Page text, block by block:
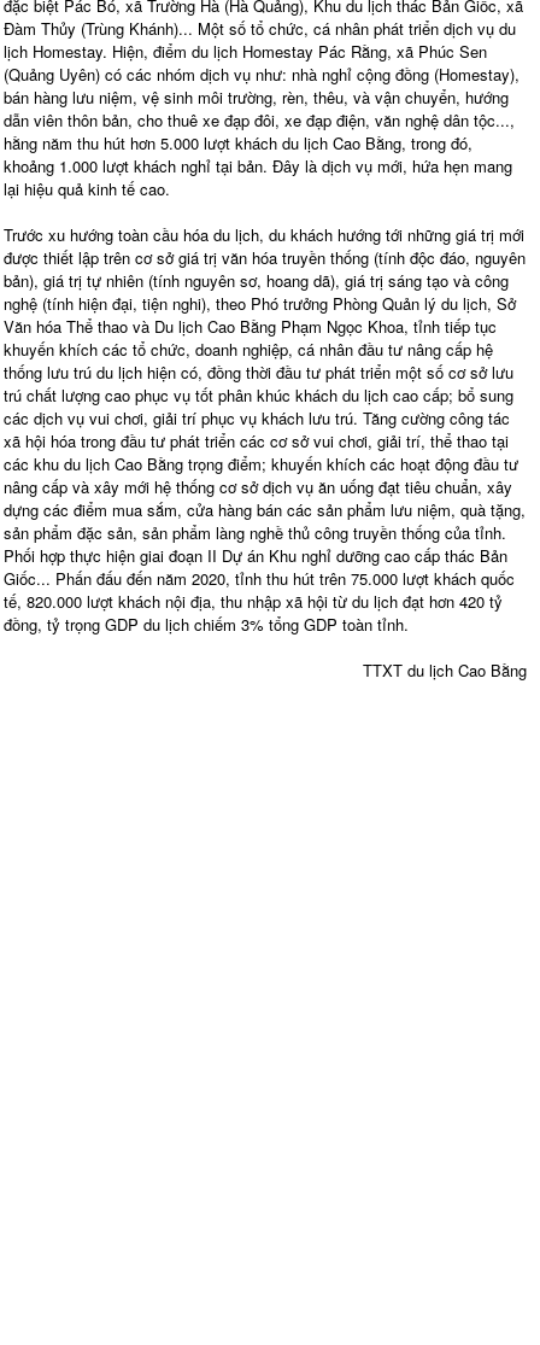
đặc biệt Pác Bó, xã Trường Hà (Hà Quảng), Khu du lịch thác Bản Giốc, xã
Đàm Thủy (Trùng Khánh)... Một số tổ chức, cá nhân phát triển dịch vụ du
lịch Homestay. Hiện, điểm du lịch Homestay Pác Rằng, xã Phúc Sen
(Quảng Uyên) có các nhóm dịch vụ như: nhà nghỉ cộng đồng (Homestay),
bán hàng lưu niệm, vệ sinh môi trường, rèn, thêu, và vận chuyển, hướng
dẫn viên thôn bản, cho thuê xe đạp đôi, xe đạp điện, văn nghệ dân tộc...,
hằng năm thu hút hơn 5.000 lượt khách du lịch Cao Bằng, trong đó,
khoảng 1.000 lượt khách nghỉ tại bản. Đây là dịch vụ mới, hứa hẹn mang
lại hiệu quả kinh tế cao.
Trước xu hướng toàn cầu hóa du lịch, du khách hướng tới những giá trị mới
được thiết lập trên cơ sở giá trị văn hóa truyền thống (tính độc đáo, nguyên
bản), giá trị tự nhiên (tính nguyên sơ, hoang dã), giá trị sáng tạo và công
nghệ (tính hiện đại, tiện nghi), theo Phó trưởng Phòng Quản lý du lịch, Sở
Văn hóa Thể thao và Du lịch Cao Bằng Phạm Ngọc Khoa, tỉnh tiếp tục
khuyến khích các tổ chức, doanh nghiệp, cá nhân đầu tư nâng cấp hệ
thống lưu trú du lịch hiện có, đồng thời đầu tư phát triển một số cơ sở lưu
trú chất lượng cao phục vụ tốt phân khúc khách du lịch cao cấp; bổ sung
các dịch vụ vui chơi, giải trí phục vụ khách lưu trú. Tăng cường công tác
xã hội hóa trong đầu tư phát triển các cơ sở vui chơi, giải trí, thể thao tại
các khu du lịch Cao Bằng trọng điểm; khuyến khích các hoạt động đầu tư
nâng cấp và xây mới hệ thống cơ sở dịch vụ ăn uống đạt tiêu chuẩn, xây
dựng các điểm mua sắm, cửa hàng bán các sản phẩm lưu niệm, quà tặng,
sản phẩm đặc sản, sản phẩm làng nghề thủ công truyền thống của tỉnh.
Phối hợp thực hiện giai đoạn II Dự án Khu nghỉ dưỡng cao cấp thác Bản
Giốc... Phấn đấu đến năm 2020, tỉnh thu hút trên 75.000 lượt khách quốc
tế, 820.000 lượt khách nội địa, thu nhập xã hội từ du lịch đạt hơn 420 tỷ
đồng, tỷ trọng GDP du lịch chiếm 3% tổng GDP toàn tỉnh.
TTXT du lịch Cao Bằng